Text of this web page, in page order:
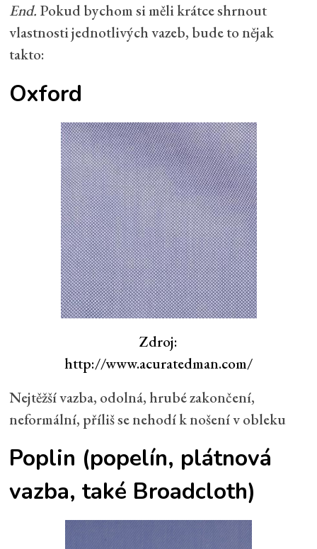
End. Pokud bychom si měli krátce shrnout
vlastnosti jednotlivých vazeb, bude to nějak
takto:
Oxford
Zdroj:
http://www.acuratedman.com/
Nejtěžší vazba, odolná, hrubé zakončení,
neformální, příliš se nehodí k nošení v obleku
Poplin (popelín, plátnová
vazba, také Broadcloth)